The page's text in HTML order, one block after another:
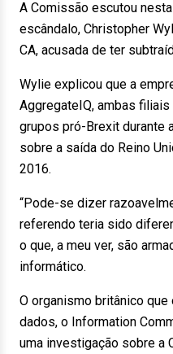
A Comissão escutou
escândalo, Christopher
CA, acusada de ter
Wylie explicou que a
AggregateIQ, ambas filiais
grupos pró-Brexit durante
sobre a saída do Reino
2016.
“Pode-se dizer
referendo teria sido
o que, a meu ver, são
informático.
O organismo britânico
dados, o Information
uma investigação sobre a